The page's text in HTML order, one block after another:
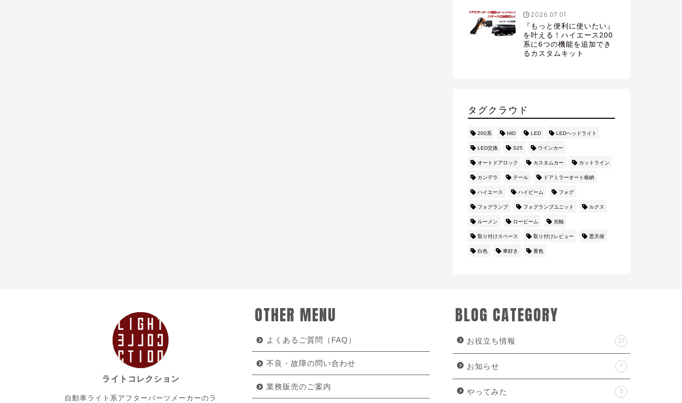
2026.07.01
『もっと便利に使いたい』
を叶える！ハイエース200
系に6つの機能を追加でき
るカスタムキット
タグクラウド
200系 HID LED LEDヘッドライト
LED交換 S25 ウインカー
オートドアロック カスタムカー カットライン
カンデラ テール ドアミラーオート格納
ハイエース ハイビーム フォグ
フォグランプ フォグランプユニット ルクス
ルーメン ロービーム 光軸
取り付けスペース 取り付けレビュー 悪天候
白色 車好き 黄色
ライトコレクション
自動車ライト系アフターパーツメーカーのラ
OTHER MENU
よくあるご質問（FAQ）
不良・故障の問い合わせ
業務販売のご案内
BLOG CATEGORY
お役立ち情報 27
お知らせ 7
やってみた 3